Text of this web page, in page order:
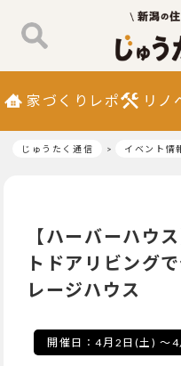
家づくりレポ リノ
じゅうたく通信 イベント情
【ハーバーハウ
トドアリビング
レージハウス
開催日：4月2日(土) ～4